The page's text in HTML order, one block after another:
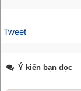
Tweet
Ý kiến bạn đọc